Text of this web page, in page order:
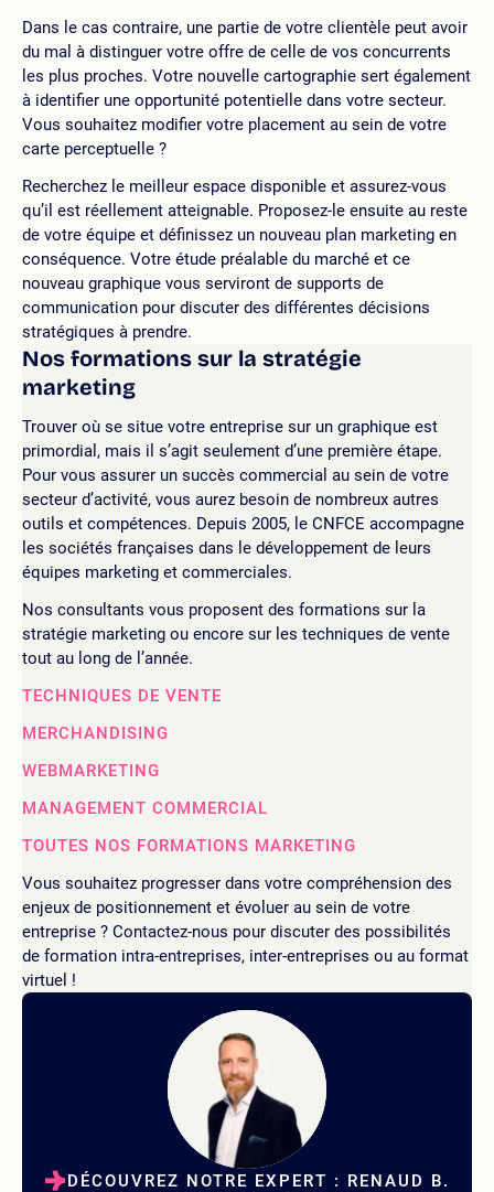
Dans le cas contraire, une partie de votre clientèle peut avoir
du mal à distinguer votre offre de celle de vos concurrents
les plus proches. Votre nouvelle cartographie sert également
à identifier une opportunité potentielle dans votre secteur.
Vous souhaitez modifier votre placement au sein de votre
carte perceptuelle ?
Recherchez le meilleur espace disponible et assurez-vous
qu’il est réellement atteignable. Proposez-le ensuite au reste
de votre équipe et définissez un nouveau plan marketing en
conséquence. Votre étude préalable du marché et ce
nouveau graphique vous serviront de supports de
communication pour discuter des différentes décisions
stratégiques à prendre.
Nos formations sur la stratégie
marketing
Trouver où se situe votre entreprise sur un graphique est
primordial, mais il s’agit seulement d’une première étape.
Pour vous assurer un succès commercial au sein de votre
secteur d’activité, vous aurez besoin de nombreux autres
outils et compétences. Depuis 2005, le CNFCE accompagne
les sociétés françaises dans le développement de leurs
équipes marketing et commerciales.
Nos consultants vous proposent des formations sur la
stratégie marketing ou encore sur les techniques de vente
tout au long de l’année.
TECHNIQUES DE VENTE
MERCHANDISING
WEBMARKETING
MANAGEMENT COMMERCIAL
TOUTES NOS FORMATIONS MARKETING
Vous souhaitez progresser dans votre compréhension des
enjeux de positionnement et évoluer au sein de votre
entreprise ? Contactez-nous pour discuter des possibilités
de formation intra-entreprises, inter-entreprises ou au format
virtuel !
DÉCOUVREZ NOTRE EXPERT : RENAUD B.